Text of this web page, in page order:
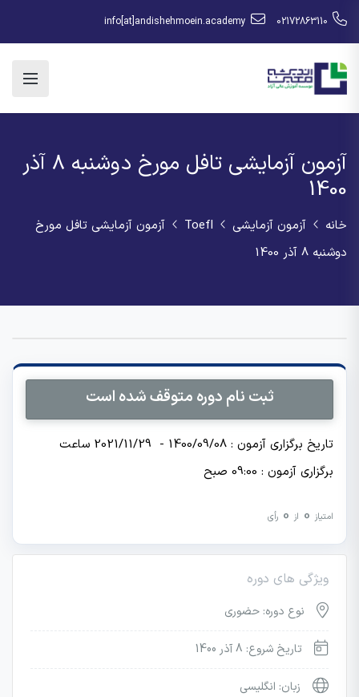
02172863110
info[at]andishehmoein.academy
آزمون آزمایشی تافل مورخ دوشنبه 8 آذر
1400
خانه آزمون آزمایشی Toefl
آزمون آزمایشی تافل مورخ
دوشنبه 8 آذر 1400
ثبت نام دوره متوقف شده است
تاریخ برگزاری آزمون : 1400/09/08 - 2021/11/29 ساعت
برگزاری آزمون : 09:00 صبح
امتیاز 0 از 0 رأی
ویژگی های دوره
نوع دوره: حضوری
تاریخ شروع: 8 آذر 1400
زبان: انگلیسی